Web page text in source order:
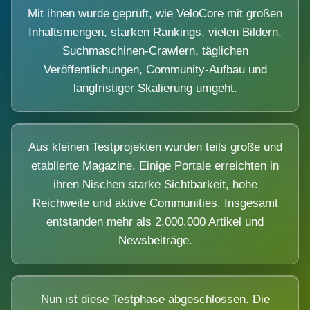
Mit ihnen wurde geprüft, wie VeloCore mit großen
Inhaltsmengen, starken Rankings, vielen Bildern,
Suchmaschinen-Crawlern, täglichen
Veröffentlichungen, Community-Aufbau und
langfristiger Skalierung umgeht.
Aus kleinen Testprojekten wurden teils große und
etablierte Magazine. Einige Portale erreichten in
ihren Nischen starke Sichtbarkeit, hohe
Reichweite und aktive Communities. Insgesamt
entstanden mehr als 2.000.000 Artikel und
Newsbeiträge.
Nun ist diese Testphase abgeschlossen. Die